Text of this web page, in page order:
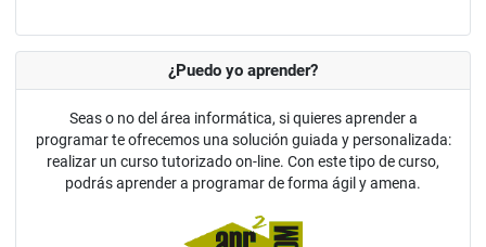
¿Puedo yo aprender?
Seas o no del área informática, si quieres aprender a
programar te ofrecemos una solución guiada y personalizada:
realizar un curso tutorizado on-line. Con este tipo de curso,
podrás aprender a programar de forma ágil y amena.